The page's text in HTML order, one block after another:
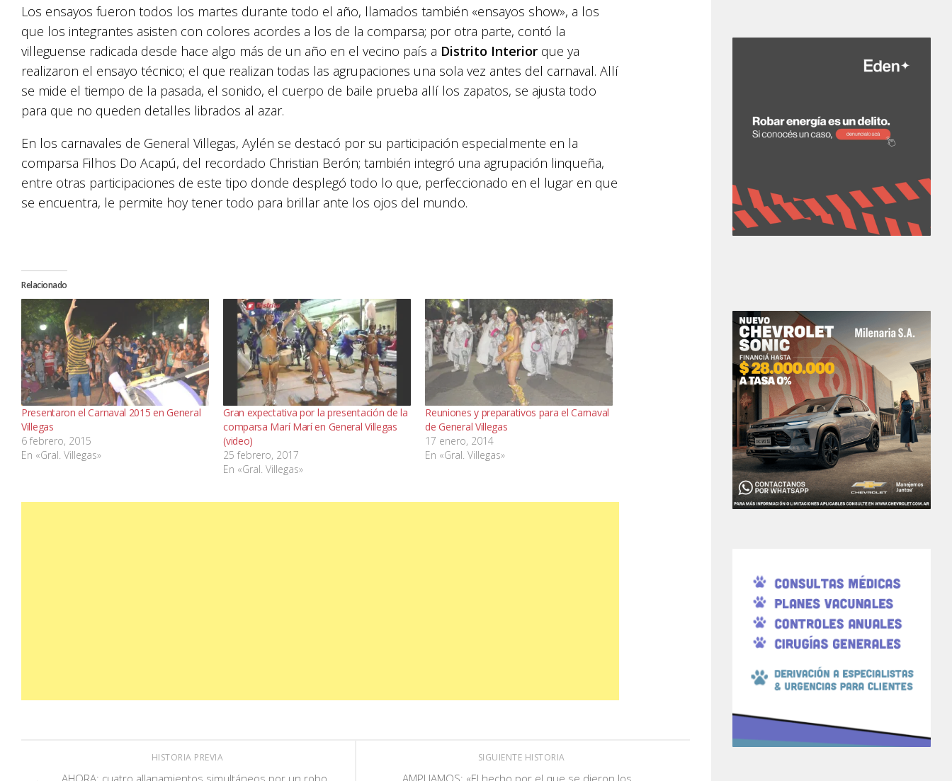
Los ensayos fueron todos los martes durante todo el año, llamados también «ensayos show», a los
que los integrantes asisten con colores acordes a los de la comparsa; por otra parte, contó la
villeguense radicada desde hace algo más de un año en el vecino país a Distrito Interior que ya
realizaron el ensayo técnico; el que realizan todas las agrupaciones una sola vez antes del carnaval. Allí
se mide el tiempo de la pasada, el sonido, el cuerpo de baile prueba allí los zapatos, se ajusta todo
para que no queden detalles librados al azar.
En los carnavales de General Villegas, Aylén se destacó por su participación especialmente en la
comparsa Filhos Do Acapú, del recordado Christian Berón; también integró una agrupación linqueña,
entre otras participaciones de este tipo donde desplegó todo lo que, perfeccionado en el lugar en que
se encuentra, le permite hoy tener todo para brillar ante los ojos del mundo.
Relacionado
Presentaron el Carnaval 2015 en General
Villegas
6 febrero, 2015
En «Gral. Villegas»
Gran expectativa por la presentación de la
comparsa Marí Marí en General Villegas
(video)
25 febrero, 2017
En «Gral. Villegas»
Reuniones y preparativos para el Carnaval
de General Villegas
17 enero, 2014
En «Gral. Villegas»
SIGUIENTE HISTORIA
HISTORIA PREVIA